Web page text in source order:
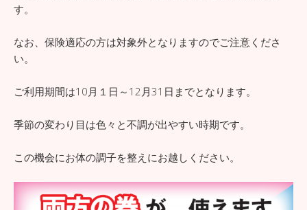
す。
なお、保険適応の方は対象外となりますのでご注意くださ
い。
ご利用期間は10月１日～12月31日までとなります。
季節の変わり目は色々と不調が出やすい時期です。
この機会にお体の調子を整えにお越しください。